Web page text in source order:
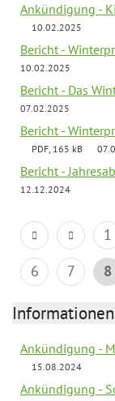
Ankündigung -
10.02.2025
Bericht -
10.02.2025
Bericht - Das
07.02.2025
Bericht -
PDF, 165 kB
Bericht -
12.12.2024
1
6
7 8
Ankündigung -
15.08.2024
Ankündigung -